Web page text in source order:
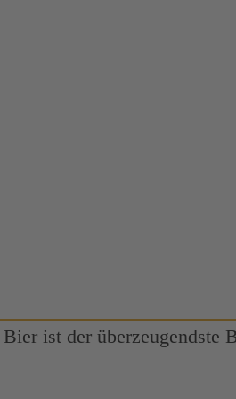
Bier ist der überzeugendste